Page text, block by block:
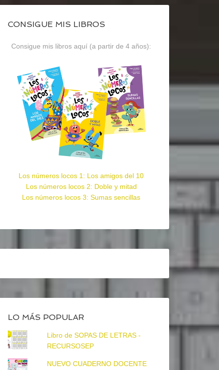
CONSIGUE MIS LIBROS
Consigue mis libros aquí (a partir de 4 años):
Los números locos 1: Los amigos del 10
Los números locos 2: Doble y mitad
Los números locos 3: Sumas sencillas
LO MÁS POPULAR
Libro de SOPAS DE LETRAS -
RECURSOSEP
NUEVO CUADERNO DOCENTE